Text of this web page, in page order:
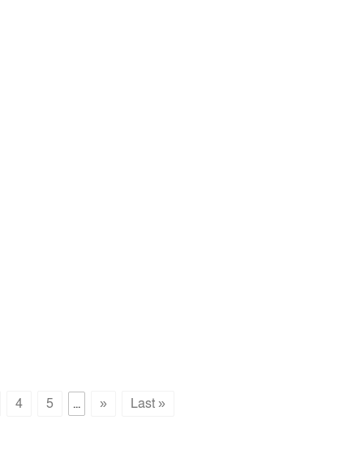
4 5 ... » Last »